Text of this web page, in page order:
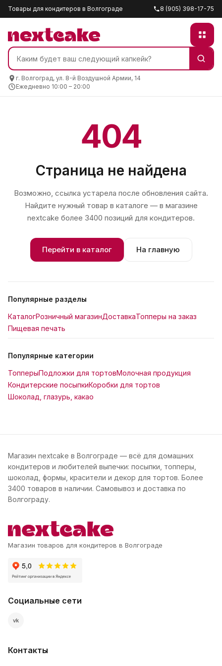
Товары для кондитеров в Волгограде 8 (905) 398-17-75
г. Волгоград, ул. 8-й Воздушной Армии, 14
Ежедневно 10:00 – 20:00
404
Страница не найдена
Возможно, ссылка устарела после обновления сайта.
Найдите нужный товар в каталоге — в магазине
nextcake более 3400 позиций для кондитеров.
Перейти в каталог На главную
Популярные разделы
КаталогРозничный магазинДоставкаТопперы на заказ
Пищевая печать
Популярные категории
ТопперыПодложки для тортовМолочная продукция
Кондитерские посыпкиКоробки для тортов
Шоколад, глазурь, какао
Магазин nextcake в Волгограде — всё для домашних
кондитеров и любителей выпечки: посыпки, топперы,
шоколад, формы, красители и декор для тортов. Более
3400 товаров в наличии. Самовывоз и доставка по
Волгограду.
Магазин товаров для кондитеров в Волгограде
Социальные сети
vk
Контакты